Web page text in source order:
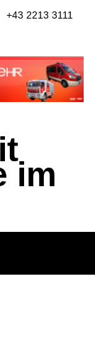
+43 2213 3111
im